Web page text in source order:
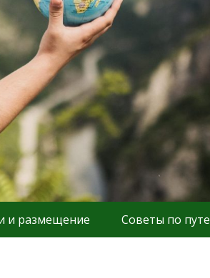
и размещение Советы по